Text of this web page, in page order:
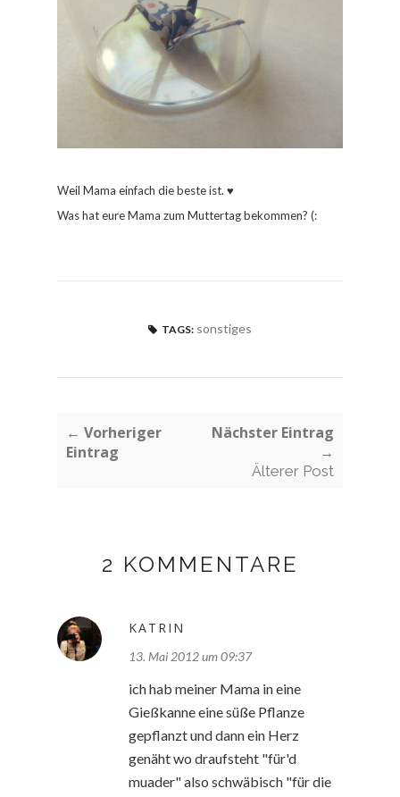
Weil Mama einfach die beste ist. ♥
Was hat eure Mama zum Muttertag bekommen? (:
TAGS: sonstiges
← Vorheriger
Eintrag
Nächster Eintrag
→
Älterer Post
2 KOMMENTARE
KATRIN
13. Mai 2012 um 09:37
ich hab meiner Mama in eine
Gießkanne eine süße Pflanze
gepflanzt und dann ein Herz
genäht wo draufsteht "für'd
muader" also schwäbisch "für die